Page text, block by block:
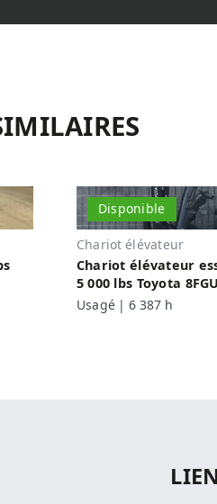
Disponible
Chariot élévateur
Chariot élévateur
5 000 lbs Toyota
Usagé | 6 387 h